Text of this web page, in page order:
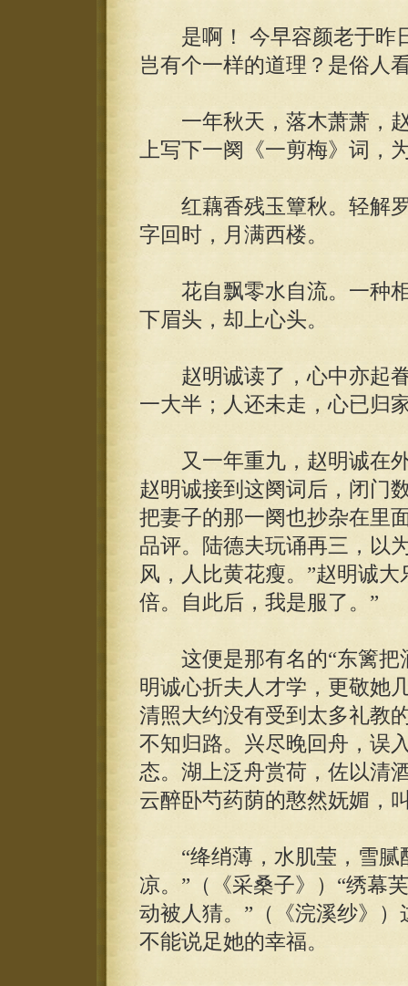
是啊！ 今早容颜老于昨
岂有个一样的道理？是俗人
一年秋天，落木萧萧，赵
上写下一阕《一剪梅》词
红藕香残玉簟秋。轻解罗
字回时，月满西楼。
花自飘零水自流。一种相
下眉头，却上心头。
赵明诚读了，心中亦起眷
一大半；人还未走，心已归
又一年重九，赵明诚在外
赵明诚接到这阕词后，闭门
把妻子的那一阕也抄杂在里
品评。陆德夫玩诵再三，以
风，人比黄花瘦。”赵明诚
倍。自此后，我是服了。”
这便是那有名的“东篱把
明诚心折夫人才学，更敬她
清照大约没有受到太多礼教
不知归路。兴尽晚回舟，误
态。湖上泛舟赏荷，佐以清
云醉卧芍药荫的憨然妩媚，
“绛绡薄，水肌莹，雪腻
凉。”（《采桑子》）“绣幕
动被人猜。”（《浣溪纱》
不能说足她的幸福。